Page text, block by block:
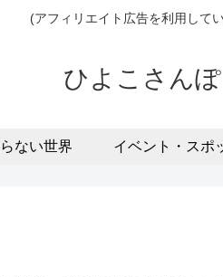
(アフィリエイト広告を利用して
ひよこさんぽ
ない世界 イベント・スポ